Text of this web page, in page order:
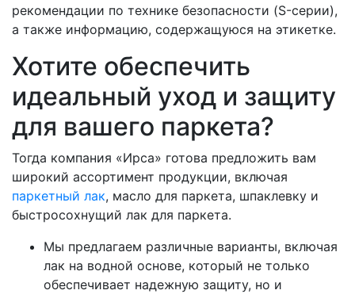
рекомендации по технике безопасности (S-серии),
а также информацию, содержащуюся на этикетке.
Хотите обеспечить
идеальный уход и защиту
для вашего паркета?
Тогда компания «Ирса» готова предложить вам
широкий ассортимент продукции, включая
паркетный лак, масло для паркета, шпаклевку и
быстросохнущий лак для паркета.
Мы предлагаем различные варианты, включая
лак на водной основе, который не только
обеспечивает надежную защиту, но и